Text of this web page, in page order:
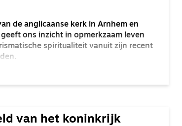
de anglicaanse kerk in Arnhem en
ons inzicht in opmerkzaam leven
spiritualiteit vanuit zijn recent
van het koninkrijk